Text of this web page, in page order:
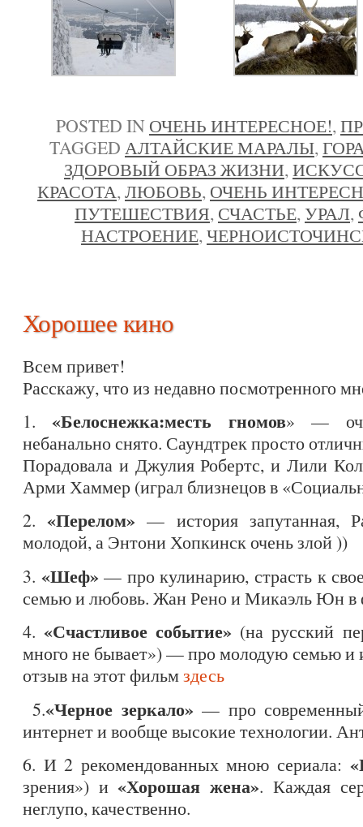
POSTED IN ОЧЕНЬ ИНТЕРЕСНОЕ!,
TAGGED АЛТАЙСКИЕ МАРАЛЫ,
ЗДОРОВЫЙ ОБРАЗ ЖИЗНИ,
КРАСОТА, ЛЮБОВЬ, ОЧЕНЬ
ПУТЕШЕСТВИЯ, СЧАСТЬЕ, УРАЛ,
НАСТРОЕНИЕ,
Хорошее кино
Всем привет!
Расскажу, что из недавно посмотренного
1.«Белоснежка:месть гномов» —
небанально снято. Саундтрек просто
Порадовала и Джулия Робертс, и Лили
Арми Хаммер (играл близнецов в
2.«Перелом» — история запутанная,
молодой, а Энтони Хопкинск очень злой ))
3. «Шеф» — про кулинарию, страсть к
семью и любовь. Жан Рено и Микаэль Юн в
4.«Счастливое событие» (на русский
много не бывает») — про молодую семью и
отзыв на этот фильмздесь
5.«Черное зеркало» — про
интернет и вообще высокие технологии.
6. И 2 рекомендованных мною сериала:
зрения») и«Хорошая жена». Каждая
неглупо, качественно.